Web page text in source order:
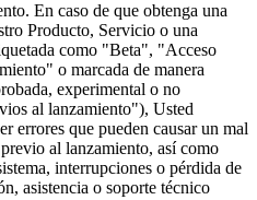
En caso de que obtenga una
Producto, Servicio o una
como "Beta", "Acceso
o marcada de manera
experimental o no
al lanzamiento"), Usted
errores que pueden causar un mal
al lanzamiento, así como
interrupciones o pérdida de
asistencia o soporte técnico